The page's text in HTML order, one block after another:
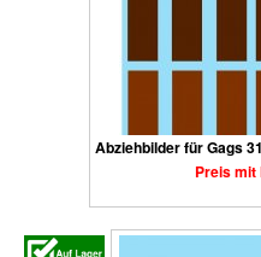
Abziehbilder für Gags
Preis mit